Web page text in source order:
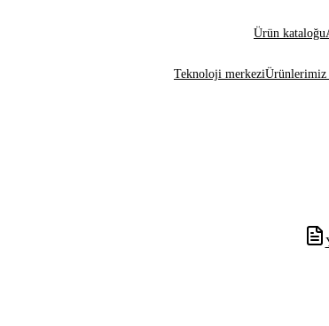
Ürün kataloğu
Teknoloji merkeziÜrünlerimiz